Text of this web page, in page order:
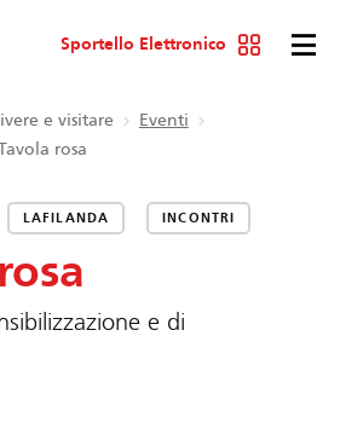
Sportello Elettronico
e visitare
Eventi
rosa
LAFILANDA INCONTRI
e di